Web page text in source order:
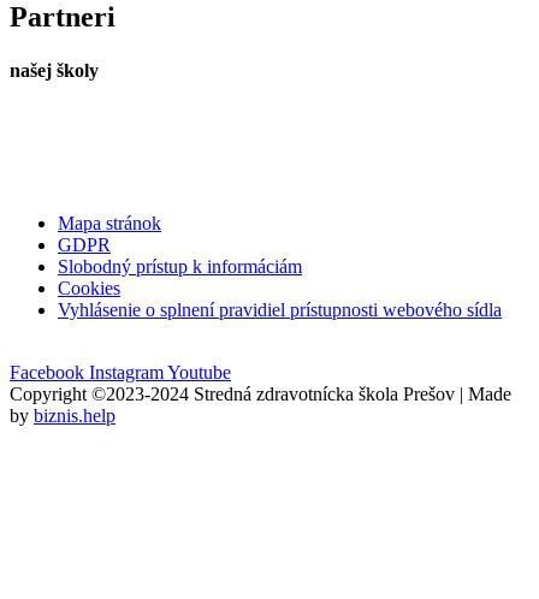
Partneri
našej školy
Mapa stránok
GDPR
Slobodný prístup k informáciám
Cookies
Vyhlásenie o splnení pravidiel prístupnosti webového sídla
Facebook InstagramYoutube
Copyright ©2023-2024 Stredná zdravotnícka škola Prešov | Made
by biznis.help